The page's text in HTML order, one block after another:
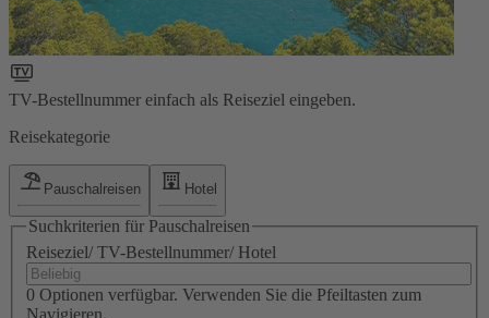
TV-Bestellnummer einfach als Reiseziel eingeben.
Reisekategorie
Pauschalreisen Hotel
Suchkriterien für Pauschalreisen
Reiseziel/ TV-Bestellnummer/ Hotel
0 Optionen verfügbar. Verwenden Sie die Pfeiltasten zum
Navigieren.